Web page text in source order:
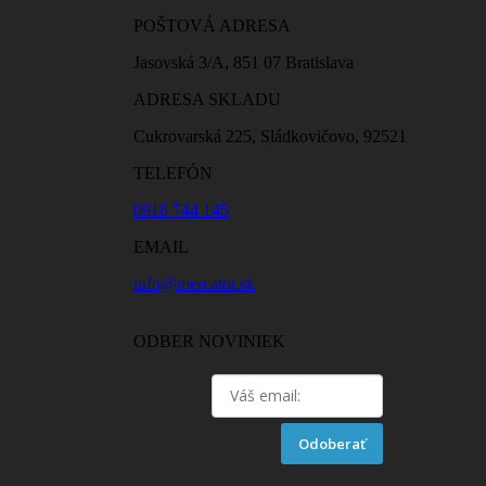
POŠTOVÁ ADRESA
Jasovská 3/A, 851 07 Bratislava
ADRESA SKLADU
Cukrovarská 225, Sládkovičovo, 92521
TELEFÓN
0918 744 145
EMAIL
info@mercator.sk
ODBER NOVINIEK
Odoberať